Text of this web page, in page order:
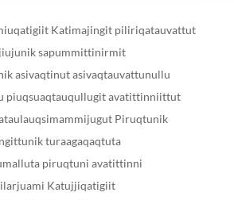
Katimajingit piliriqatauvattut
sapummittinirmit
asivaqtinut asivaqtauvattunullu
piuqsuaqtauqullugit avatittinniittut
Piruqtunik
turaagaqaqtuta
piruqtuni avatittinni
Katujjiqatigiit